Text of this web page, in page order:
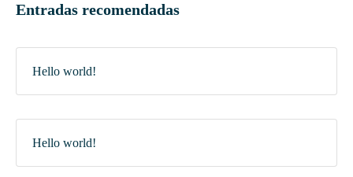
Entradas recomendadas
Hello world!
Hello world!